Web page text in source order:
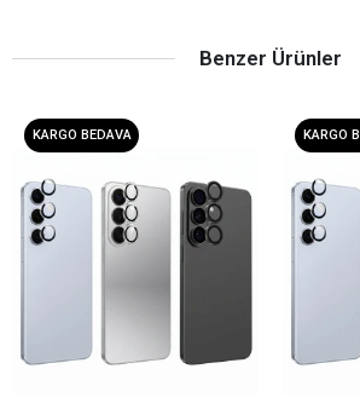
Benzer Ürünler
KARGO BEDAVA KARGO